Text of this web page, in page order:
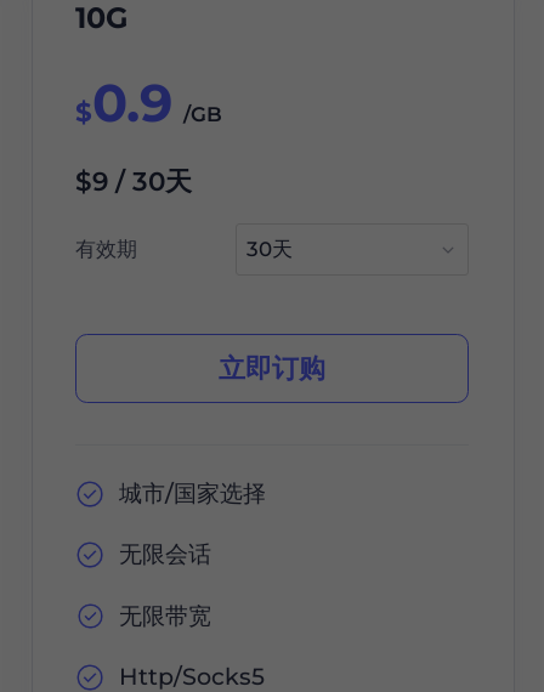
10G
$0.9 /GB
$9 / 30天
有效期
立即订购
城市/国家选择
无限会话
无限带宽
Http/Socks5